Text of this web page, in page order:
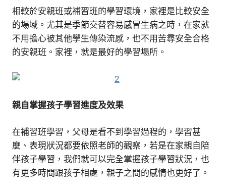
相較於安親班或補習班的學習環境，家裡是比較安全
的場域。尤其是季節交替容易感冒生病之時，在家就
不用擔心被其他學生傳染流感，也不用苦尋安全合格
的安親班。家裡，就是最好的學習場所。
親自掌握孩子學習進度及效果
在補習班學習，父母是看不到學習過程的，學習甚
麼、表現狀況都要依照老師的觀察，若是在家親自陪
伴孩子學習，我們就可以完全掌握孩子學習狀況，也
有更多時間跟孩子相處，親子之間的感情也更好了。